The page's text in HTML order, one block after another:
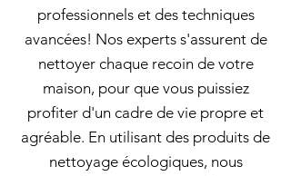
professionnels et des techniques
avancées! Nos experts s'assurent de
nettoyer chaque recoin de votre
maison, pour que vous puissiez
profiter d'un cadre de vie propre et
agréable. En utilisant des produits de
nettoyage écologiques, nous